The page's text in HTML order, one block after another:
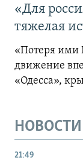
«Для
тяжелая
«Потеря ими
движение
«Одесса»,
НОВОСТИ
21:49